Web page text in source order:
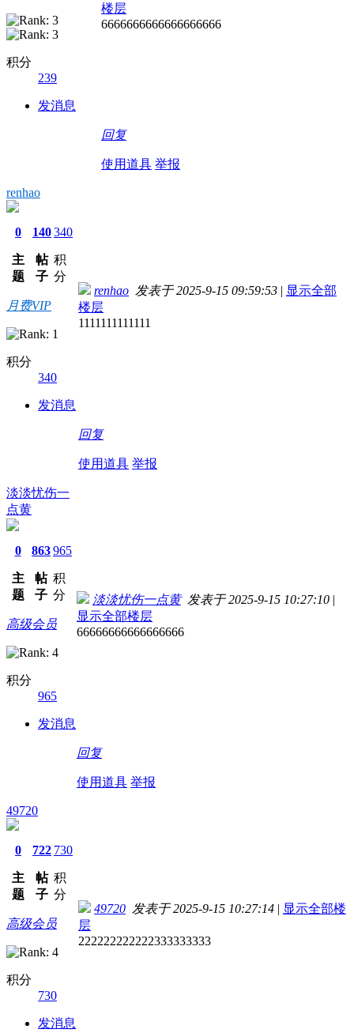
积分
239
发消息
楼层
6666666666666666666
回复
使用道具 举报
renhao
0
主
题
140
帖
子
340
积
分
月费VIP
积分
340
发消息
renhao 发表于 2025-9-15 09:59:53 | 显示全部
楼层
1111111111111
回复
使用道具 举报
淡淡忧伤一
点黄
0
主
题
863
帖
子
965
积
分
高级会员
积分
965
发消息
淡淡忧伤一点黄发表于 2025-9-15 10:27:10 |
显示全部楼层
66666666666666666
回复
使用道具 举报
49720
0
主
题
722
帖
子
730
积
分
高级会员
积分
730
发消息
49720 发表于 2025-9-15 10:27:14 | 显示全部楼
层
222222222222333333333